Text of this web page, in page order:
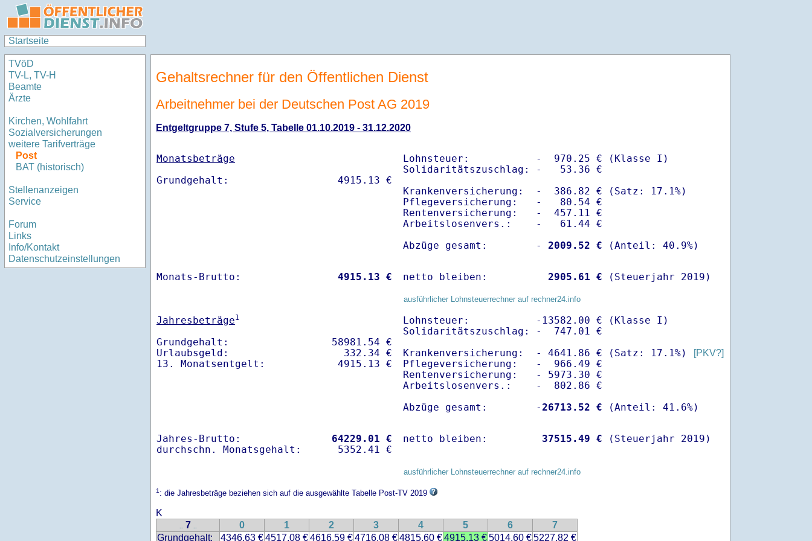
Startseite
TVöD
TV-L, TV-H
Beamte
Ärzte
Kirchen, Wohlfahrt
Sozialversicherungen
weitere Tarifverträge
Post
BAT (historisch)
Stellenanzeigen
Service
Forum
Links
Info/Kontakt
Datenschutzeinstellungen
Gehaltsrechner für den Öffentlichen Dienst
Arbeitnehmer bei der Deutschen Post AG 2019
Entgeltgruppe 7, Stufe 5, Tabelle 01.10.2019 - 31.12.2020
Monatsbeträge
Lohnsteuer:           -  970.25 € (Klasse I)
Solidaritätszuschlag: -   53.36 €
Krankenversicherung:  -  386.82 € (Satz: 17.1%)
Pflegeversicherung:   -   80.54 €
Rentenversicherung:   -  457.11 €
Arbeitslosenvers.:    -   61.44 €
Abzüge gesamt:        -
2009.52 €
Monats-Brutto: 4915.13 € netto bleiben: 2905.61 € (Steuerjahr 2019)
ausführlicher Lohnsteuerrechner auf rechner24.info
Jahresbeträge1
Grundgehalt:                 58981.54 €
Urlaubsgeld:                   332.34 €
Lohnsteuer:           -13582.00 € (Klasse I)
Solidaritätszuschlag: -  747.01 €
Krankenversicherung:  - 4641.86 € (Satz: 17.1%)
[PKV?]
Pflegeversicherung:   -  966.49 €
Rentenversicherung:   - 5973.30 €
Arbeitslosenvers.:    -  802.86 €
Abzüge gesamt:        -26713.52 €
Jahres-Brutto: 64229.01 €
netto bleiben: 37515.49 € (Steuerjahr 2019)
ausführlicher Lohnsteuerrechner auf rechner24.info
1: die Jahresbeträge beziehen sich auf die ausgewählte Tabelle Post-TV 2019
K
.. 7 .. 0 1 2 3 4 5 6
7
Grundgehalt:
4346.63 €4517.08 €4616.59 €4716.08 €4815.60 €4915.13 €5014.60 €5227.82 €